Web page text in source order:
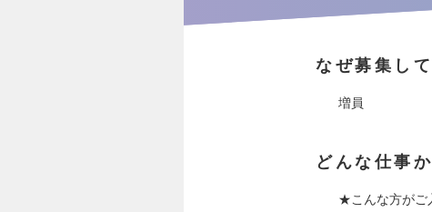
なぜ募集し
増員
どんな仕事か
★こんな方がご